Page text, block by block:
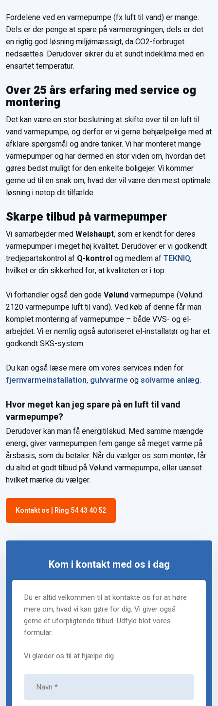
Fordelene ved en varmepumpe (fx luft til vand) er mange.
Dels er der penge at spare på varmeregningen, dels er det
en rigtig god løsning miljømæssigt, da CO2-forbruget
nedsættes. Derudover sikrer du et sundt indeklima med en
ensartet temperatur.
Over 25 års erfaring med service og
montering
Det kan være en stor beslutning at skifte over til en luft til
vand varmepumpe, og derfor er vi gerne behjælpelige med at
afklare spørgsmål og andre tanker. Vi har monteret mange
varmepumper og har dermed en stor viden om, hvordan det
gøres bedst muligt for den enkelte boligejer. Vi kommer
gerne ud til en snak om, hvad der vil være den mest optimale
løsning i netop dit tilfælde.
Skarpe tilbud på varmepumper
Vi samarbejder medWeishaupt, som er kendt for deres
varmepumper i meget høj kvalitet. Derudover er vi godkendt
tredjepartskontrol af Q-kontrolog medlem afTEKNIQ,
hvilket er din sikkerhed for, at kvaliteten er i top.
Vi forhandler også den godeVølundvarmepumpe (Vølund
2120 varmepumpe luft til vand). Ved køb af denne får man
komplet montering af varmepumpe – både VVS- og el-
arbejdet. Vi er nemlig også autoriseret el-installatør og har et
godkendt SKS-system.
Du kan også læse mere om vores services inden for
fjernvarmeinstallation, gulvvarme ogsolvarme anlæg.
Hvor meget kan jeg spare på en luft til vand
varmepumpe?
Derudover kan man få energitilskud. Med samme mængde
energi, giver varmepumpen fem gange så meget varme på
årsbasis, som du betaler. Når du vælger os som montør, får
du altid et godt tilbud på Vølund varmepumpe, eller uanset
hvilket mærke du vælger.
Kontakt os | Ring 54 43 40 52
Kom i kontakt med os i dag
Du er altid velkommen til at kontakte os for at høre
mere om, hvad vi kan gøre for dig. Vi giver også
gerne et uforpligtende tilbud. Udfyld blot vores
formular.
Vi glæder os til at hjælpe dig.